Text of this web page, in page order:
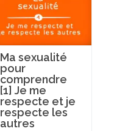
Ma sexualité
pour
comprendre
[1] Je me
respecte et je
respecte les
autres